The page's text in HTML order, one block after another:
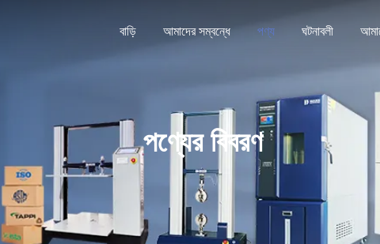
বাড়ি আমাদের সম্বন্ধে পণ্য ঘটনাবলী
পণ্যের বিবরণ